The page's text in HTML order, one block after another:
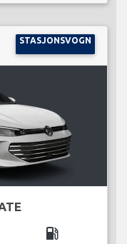
STASJONSVOGN
local_gas_station